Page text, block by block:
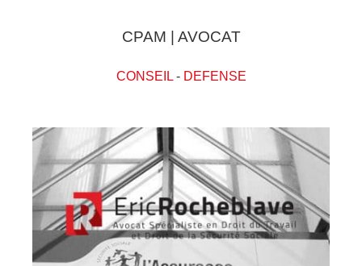
CPAM | AVOCAT
CONSEIL- DEFENSE